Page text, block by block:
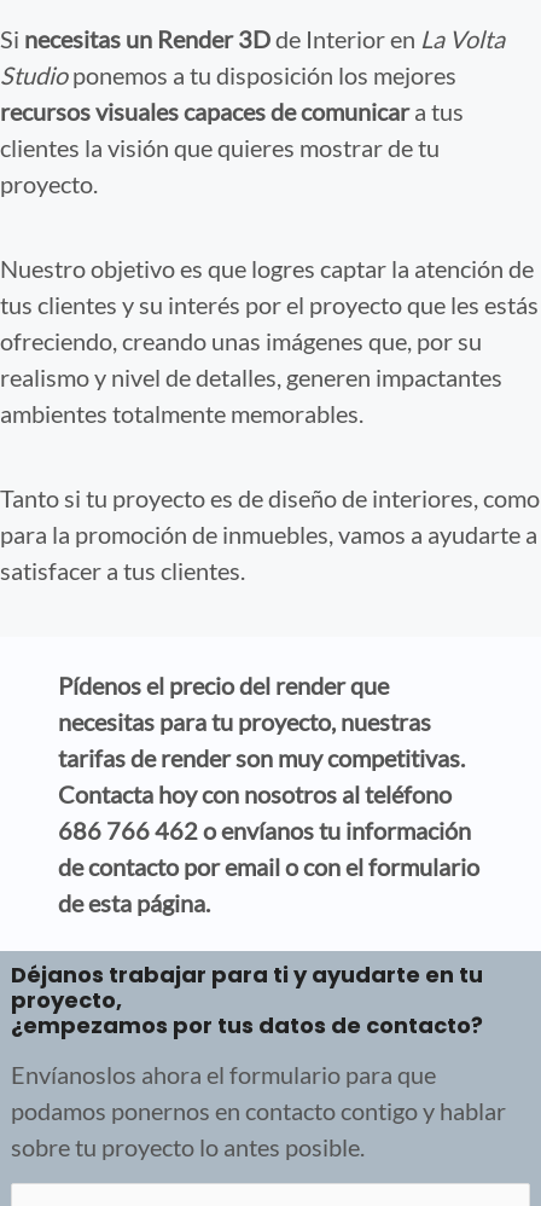
Si necesitas un Render 3Dde Interior en La Volta
Studioponemos a tu disposición los mejores
recursos visuales capaces de comunicara tus
clientes la visión que quieres mostrar de tu
proyecto.
Nuestro objetivo es que logres captar la atención de
tus clientes y su interés por el proyecto que les estás
ofreciendo, creando unas imágenes que, por su
realismo y nivel de detalles, generen impactantes
ambientes totalmente memorables.
Tanto si tu proyecto es de diseño de interiores, como
para la promoción de inmuebles, vamos a ayudarte a
satisfacer a tus clientes.
Pídenos el precio del render que
necesitas para tu proyecto, nuestras
tarifas de render son muy competitivas.
Contacta hoy con nosotros al teléfono
686 766 462o envíanos tu información
de contacto poremailo con el formulario
de esta página.
Déjanos trabajar para ti y ayudarte en tu
proyecto,
¿empezamos por tus datos de contacto?
Envíanoslos ahora el formulario para que
podamos ponernos en contacto contigo y hablar
sobre tu proyecto lo antes posible.